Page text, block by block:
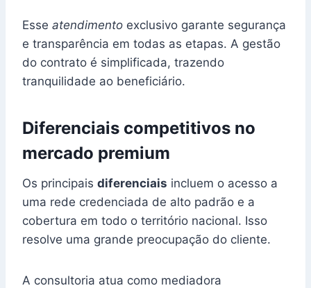
Esse atendimento exclusivo garante segurança
e transparência em todas as etapas. A gestão
do contrato é simplificada, trazendo
tranquilidade ao beneficiário.
Diferenciais competitivos no
mercado premium
Os principais diferenciais incluem o acesso a
uma rede credenciada de alto padrão e a
cobertura em todo o território nacional. Isso
resolve uma grande preocupação do cliente.
A consultoria atua como mediadora